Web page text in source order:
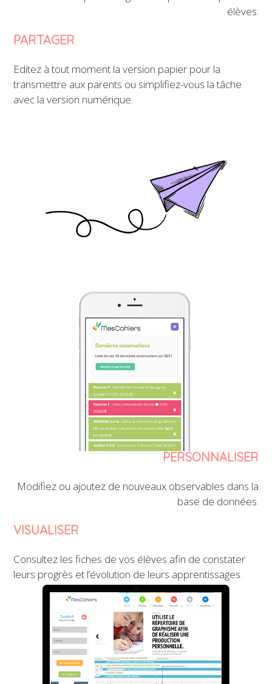
élèves.
PARTAGER
Editez à tout moment la version papier pour la
transmettre aux parents ou simplifiez-vous la tâche
avec la version numérique.
PERSONNALISER
Modifiez ou ajoutez de nouveaux observables dans la
base de données.
VISUALISER
Consultez les fiches de vos élèves afin de constater
leurs progrès et l’évolution de leurs apprentissages.